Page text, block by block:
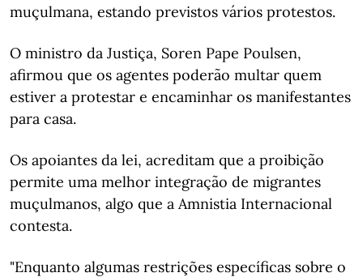
muçulmana, estando previstos vários protestos.
O ministro da Justiça, Soren Pape Poulsen,
afirmou que os agentes poderão multar quem
estiver a protestar e encaminhar os manifestantes
para casa.
Os apoiantes da lei, acreditam que a proibição
permite uma melhor integração de migrantes
muçulmanos, algo que a Amnistia Internacional
contesta.
"Enquanto algumas restrições específicas sobre o